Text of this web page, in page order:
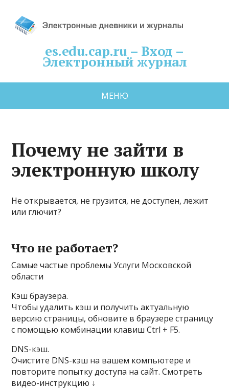
es.edu.cap.ru – Вход –
Электронный журнал
МЕНЮ
Почему не зайти в
электронную школу
Не открывается, не грузится, не доступен, лежит
или глючит?
Что не работает?
Самые частые проблемы Услуги Московской
области
Кэш браузера.
Чтобы удалить кэш и получить актуальную
версию страницы, обновите в браузере страницу
с помощью комбинации клавиш Ctrl + F5.
DNS-кэш.
Очистите DNS-кэш на вашем компьютере и
повторите попытку доступа на сайт. Смотреть
видео-инструкцию ↓